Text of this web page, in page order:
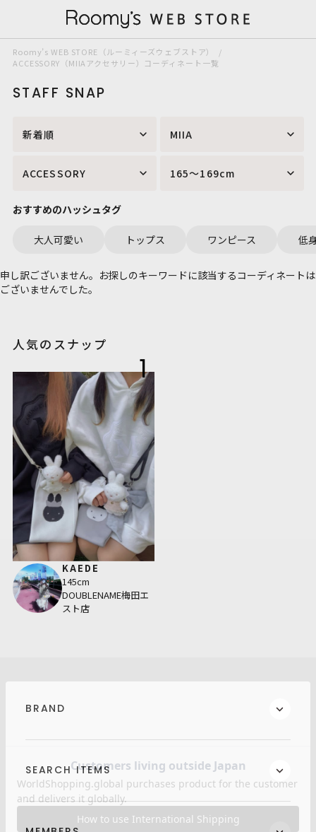
Roomy’s WEB STORE（ルーミィーズウェブストア）
ACCESSORY（MIIAアクセサリー）コーディネート一覧
STAFF SNAP
新着順 MIIA
ACCESSORY 165～169cm
おすすめのハッシュタグ
大人可愛い トップス ワンピース 低
申し訳ございません。お探しのキーワードに該当するコーディネートは
ございませんでした。
人気のスナップ
1
KAEDE
145cm
DOUBLENAME梅田エ
スト店
BRAND
SEARCH ITEMS